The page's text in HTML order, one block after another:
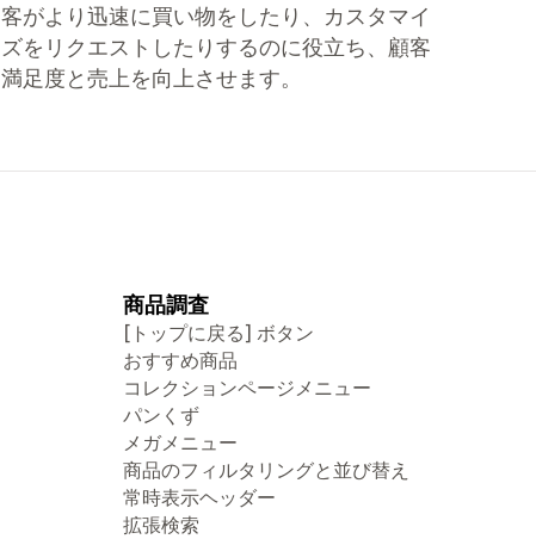
客がより迅速に買い物をしたり、カスタマイ
ズをリクエストしたりするのに役立ち、顧客
満足度と売上を向上させます。
商品調査
[トップに戻る] ボタン
おすすめ商品
コレクションページメニュー
パンくず
メガメニュー
商品のフィルタリングと並び替え
常時表示ヘッダー
拡張検索